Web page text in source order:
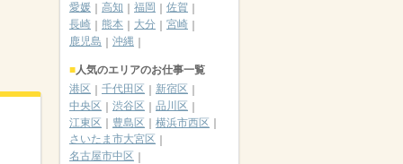
愛媛
高知 福岡
佐賀
長崎
熊本 大分
宮崎
鹿児島
沖縄
人気のエリアのお仕事一覧
港区
千代田区
新宿区
中央区
渋谷区
品川区
江東区
豊島区
横浜市西区
さいたま市大宮区
名古屋市中区